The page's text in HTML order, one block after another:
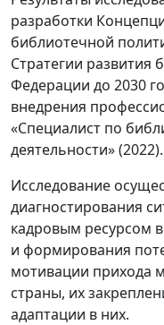
разработки
библиотечной
Стратегии развития
Федерации до 2030
внедрения
«Специалист по
деятельности» (2022).
Исследование
диагностирования
кадровым ресурсом
и формирования
мотивации прихода
страны, их
адаптации в них.